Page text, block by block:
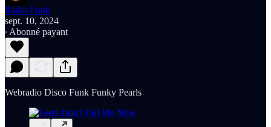
Radio Funk
sept. 10, 2024
∙ Abonné payant
Webradio Disco Funk Funky Pearls